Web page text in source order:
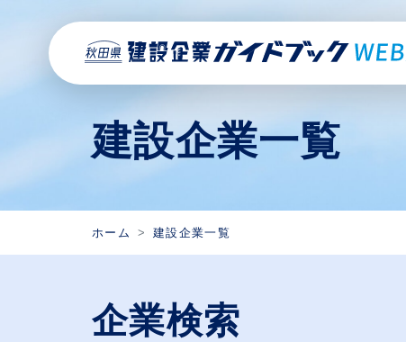
建設企業一覧
ホーム 建設企業一覧
企業検索